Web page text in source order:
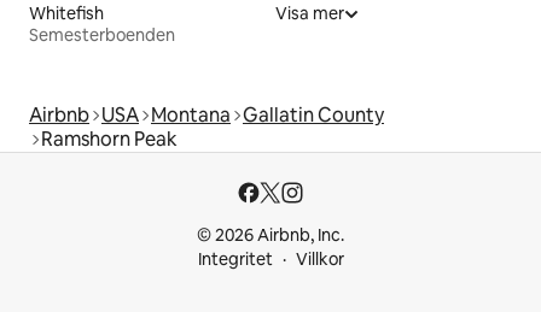
Whitefish
Semesterboenden
Visa mer
Airbnb USA Montana Gallatin County
Ramshorn Peak
© 2026 Airbnb, Inc.
Integritet
Villkor